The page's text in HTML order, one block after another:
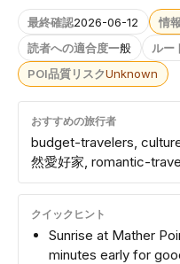
最終確認2026-06-12 情
読者への適合度一般 ルー
POI品質リスクUnknown
おすすめの旅行者
budget-travelers,
然愛好家, romantic-
クイックヒント
Sunrise at Mather
minutes early for